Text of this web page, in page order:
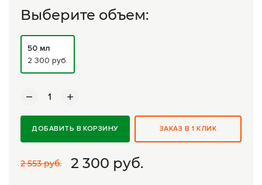
Выберите объем:
50 мл
2 300 руб.
ДОБАВИТЬ В КОРЗИНУ ЗАКАЗ В 1 КЛИК
2 553 руб. 2 300 руб.